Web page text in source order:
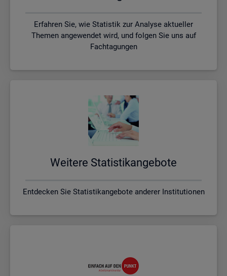
Erfahren Sie, wie Statistik zur Analyse aktueller
Themen angewendet wird, und folgen Sie uns auf
Fachtagungen
Wei­te­re Sta­tis­tik­an­ge­bo­te
Entdecken Sie Statistikangebote anderer Institutionen